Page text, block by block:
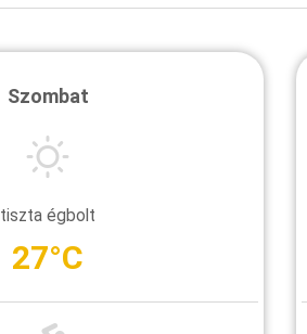
Szombat
tiszta égbolt
27°C